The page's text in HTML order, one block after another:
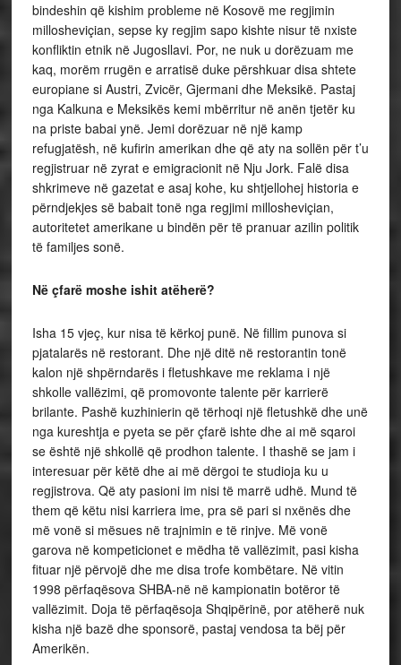
bindeshin që kishim probleme në Kosovë me regjimin
millosheviçian, sepse ky regjim sapo kishte nisur të nxiste
konfliktin etnik në Jugosllavi. Por, ne nuk u dorëzuam me
kaq, morëm rrugën e arratisë duke përshkuar disa shtete
europiane si Austri, Zvicër, Gjermani dhe Meksikë. Pastaj
nga Kalkuna e Meksikës kemi mbërritur në anën tjetër ku
na priste babai ynë. Jemi dorëzuar në një kamp
refugjatësh, në kufirin amerikan dhe që aty na sollën për t’u
regjistruar në zyrat e emigracionit në Nju Jork. Falë disa
shkrimeve në gazetat e asaj kohe, ku shtjellohej historia e
përndjekjes së babait tonë nga regjimi millosheviçian,
autoritetet amerikane u bindën për të pranuar azilin politik
të familjes sonë.
Në çfarë moshe ishit atëherë?
Isha 15 vjeç, kur nisa të kërkoj punë. Në fillim punova si
pjatalarës në restorant. Dhe një ditë në restorantin tonë
kalon një shpërndarës i fletushkave me reklama i një
shkolle vallëzimi, që promovonte talente për karrierë
brilante. Pashë kuzhinierin që tërhoqi një fletushkë dhe unë
nga kureshtja e pyeta se për çfarë ishte dhe ai më sqaroi
se është një shkollë që prodhon talente. I thashë se jam i
interesuar për këtë dhe ai më dërgoi te studioja ku u
regjistrova. Që aty pasioni im nisi të marrë udhë. Mund të
them që këtu nisi karriera ime, pra së pari si nxënës dhe
më vonë si mësues në trajnimin e të rinjve. Më vonë
garova në kompeticionet e mëdha të vallëzimit, pasi kisha
fituar një përvojë dhe me disa trofe kombëtare. Në vitin
1998 përfaqësova SHBA-në në kampionatin botëror të
vallëzimit. Doja të përfaqësoja Shqipërinë, por atëherë nuk
kisha një bazë dhe sponsorë, pastaj vendosa ta bëj për
Amerikën.